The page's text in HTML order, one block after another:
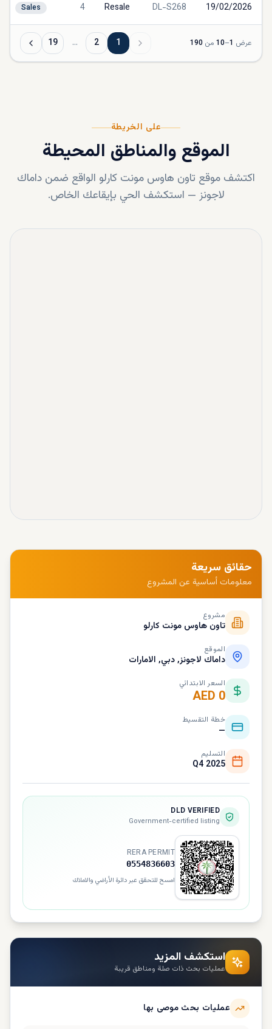
19/02/2026
DL-S268
Resale
4
Sales
عرض 1
–
10 من 190
1
2
…
19
على الخريطة
الموقع والمناطق المحيطة
اكتشف موقع تاون هاوس مونت كارلو الواقع ضمن داماك
لاجونز — استكشف الحي بإيقاعك الخاص.
حقائق سريعة
معلومات أساسية عن المشروع
مشروع
تاون هاوس مونت كارلو
الموقع
داماك لاجونز, دبي, الامارات
السعر الابتدائي
AED 0
خطة التقسيط
—
التسليم
Q4 2025
DLD VERIFIED
Government-certified listing
RERA PERMIT
0554836603
امسح للتحقق عبر دائرة الأراضي والاملاك
استكشف المزيد
عمليات بحث ذات صلة ومناطق قريبة
عمليات بحث موصى بها